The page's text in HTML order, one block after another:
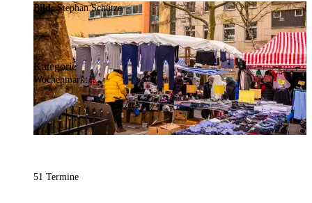
Bild:Stephan Schütze
Kategorie
Wochenmarkt
51 Termine